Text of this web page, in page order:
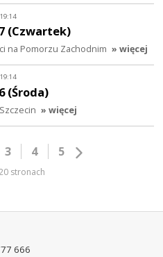
(Czwartek)
na Pomorzu Zachodnim » więcej
(Środa)
» więcej
3 4 5
stronach
666